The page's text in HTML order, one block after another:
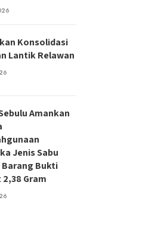
Konsolidasi
Lantik Relawan
Amankan
Jenis Sabu
Barang Bukti
Gram